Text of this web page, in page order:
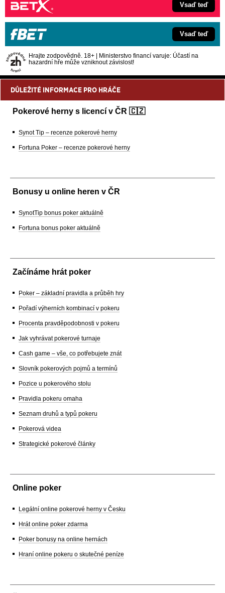
Vsaď teď
Vsaď teď
Hrajte zodpovědně. 18+ | Ministerstvo financí varuje: Účastí na
hazardní hře může vzniknout závislost!
DŮLEŽITÉ INFORMACE PRO HRÁČE
Pokerové herny s licencí v ČR 🇨🇿
Synot Tip – recenze pokerové herny
Fortuna Poker – recenze pokerové herny
Bonusy u online heren v ČR
SynotTip bonus poker aktuálně
Fortuna bonus poker aktuálně
Začínáme hrát poker
Poker – základní pravidla a průběh hry
Pořadí výherních kombinací v pokeru
Procenta pravděpodobnosti v pokeru
Jak vyhrávat pokerové turnaje
Cash game – vše, co potřebujete znát
Slovník pokerových pojmů a termínů
Pozice u pokerového stolu
Pravidla pokeru omaha
Seznam druhů a typů pokeru
Pokerová videa
Strategické pokerové články
Online poker
Legální online pokerové herny v Česku
Hrát online poker zdarma
Poker bonusy na online hernách
Hraní online pokeru o skutečné peníze